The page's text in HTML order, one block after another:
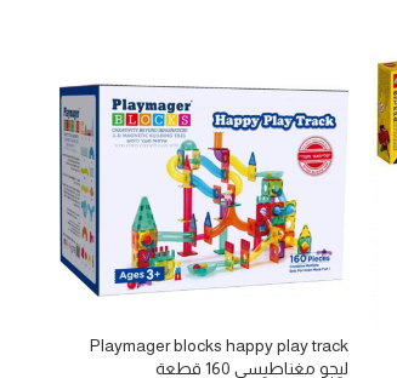
Playmager blocks happy play track
ليجو مغناطيسي 160 قطعة